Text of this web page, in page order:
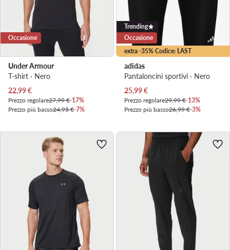
Occasione
Under Armour
T-shirt · Nero
Prezzo attuale
22,99€
Prezzo regolare27,99 €-17%
Prezzo più basso24,95 €-7%
extra -35% Codice: LAST
Trending
Occasione
adidas
Pantaloncini sportivi · Nero
Prezzo attuale
25,99€
Prezzo regolare29,99 €-13%
Prezzo più basso26,99 €-3%